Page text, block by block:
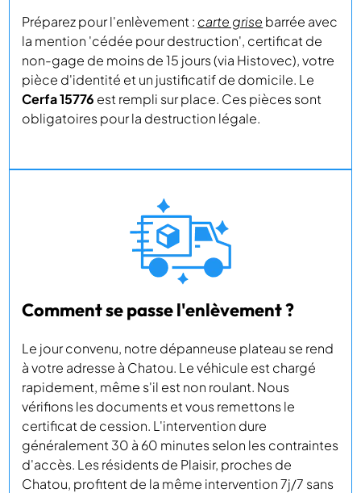
Préparez pour l'enlèvement : carte grise barrée avec
la mention 'cédée pour destruction', certificat de
non-gage de moins de 15 jours (via Histovec), votre
pièce d'identité et un justificatif de domicile. Le
Cerfa 15776 est rempli sur place. Ces pièces sont
obligatoires pour la destruction légale.
Comment se passe l'enlèvement ?
Le jour convenu, notre dépanneuse plateau se rend
à votre adresse à Chatou. Le véhicule est chargé
rapidement, même s'il est non roulant. Nous
vérifions les documents et vous remettons le
certificat de cession. L'intervention dure
généralement 30 à 60 minutes selon les contraintes
d'accès. Les résidents de Plaisir, proches de
Chatou, profitent de la même intervention 7j/7 sans